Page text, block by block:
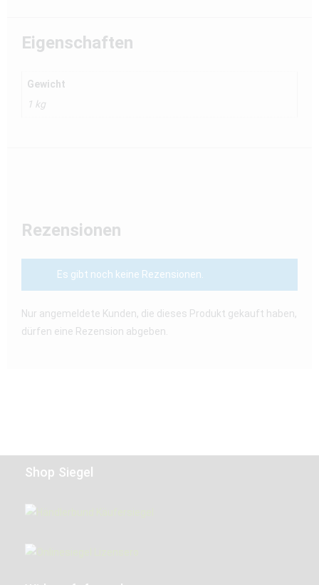
Eigenschaften
Gewicht
1 kg
Rezensionen
Es gibt noch keine Rezensionen.
Nur angemeldete Kunden, die dieses Produkt gekauft haben,
dürfen eine Rezension abgeben.
Shop Siegel